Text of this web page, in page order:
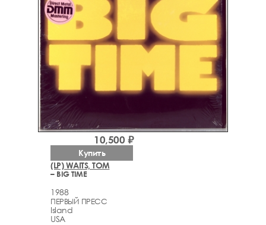
(LP) WAITS, TOM
– BIG TIME
1988
ПЕРВЫЙ ПРЕСС
Island
USA
10,500 ₽
Купить